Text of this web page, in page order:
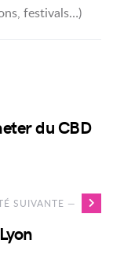
festivals…)
du CBD
SUIVANTE —